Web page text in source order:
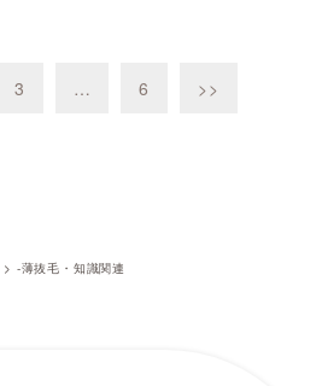
3 … 6 >>
> -薄抜毛・知識関連